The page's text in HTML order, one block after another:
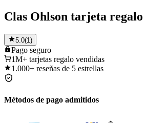
Clas Ohlson tarjeta regalo
5.0(1)
Pago seguro
1M+ tarjetas regalo vendidas
1.000+ reseñas de 5 estrellas
Métodos de pago admitidos